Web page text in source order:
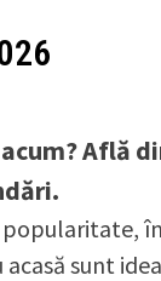
Află
sunt